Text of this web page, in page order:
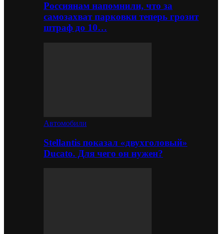
Россиянам напомнили, что за
самозахват парковки теперь грозит
штраф до 10…
Автомобили
Stellantis показал «двухголовый»
Ducato. Для чего он нужен?